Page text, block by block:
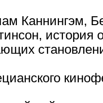
Каннингэм,